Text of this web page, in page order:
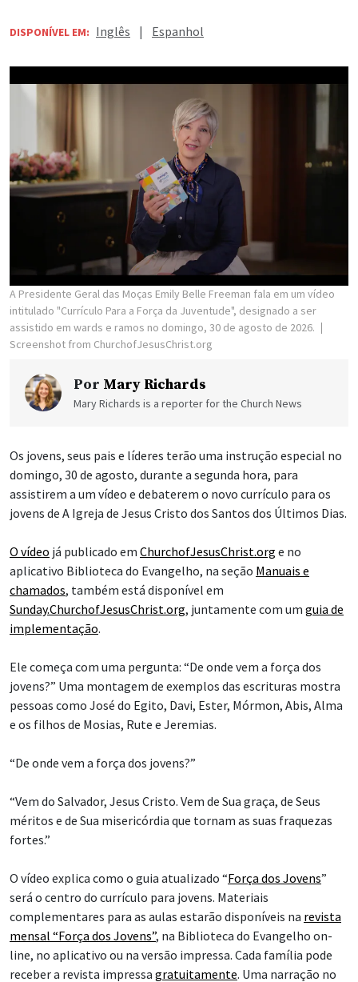
DISPONÍVEL EM: Inglês | Espanhol
A Presidente Geral das Moças Emily Belle Freeman fala em um vídeo
intitulado "Currículo Para a Força da Juventude", designado a ser
assistido em wards e ramos no domingo, 30 de agosto de 2026.
Screenshot from ChurchofJesusChrist.org
Por Mary Richards
Mary Richards is a reporter for the Church News
Os jovens, seus pais e líderes terão uma instrução especial no
domingo, 30 de agosto, durante a segunda hora, para
assistirem a um vídeo e debaterem o novo currículo para os
jovens de A Igreja de Jesus Cristo dos Santos dos Últimos Dias.
O vídeo já publicado em ChurchofJesusChrist.org e no
aplicativo Biblioteca do Evangelho, na seção Manuais e
chamados, também está disponível em
Sunday.ChurchofJesusChrist.org, juntamente com um guia de
implementação.
Ele começa com uma pergunta: “De onde vem a força dos
jovens?” Uma montagem de exemplos das escrituras mostra
pessoas como José do Egito, Davi, Ester, Mórmon, Abis, Alma
e os filhos de Mosias, Rute e Jeremias.
“De onde vem a força dos jovens?”
“Vem do Salvador, Jesus Cristo. Vem de Sua graça, de Seus
méritos e de Sua misericórdia que tornam as suas fraquezas
fortes.”
O vídeo explica como o guia atualizado “Força dos Jovens”
será o centro do currículo para jovens. Materiais
complementares para as aulas estarão disponíveis na revista
mensal “Força dos Jovens”, na Biblioteca do Evangelho on-
line, no aplicativo ou na versão impressa. Cada família pode
receber a revista impressa gratuitamente. Uma narração no